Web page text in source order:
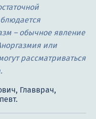
– обычное явление
или
рассматриваться